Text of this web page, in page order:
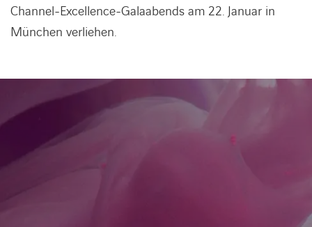
Channel-Excellence-Galaabends am 22. Januar in
München verliehen.